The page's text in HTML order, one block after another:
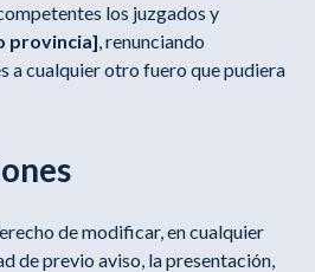
los juzgados y
provincia], renunciando
a cualquier otro fuero que pudiera
de modificar, en cualquier
de previo aviso, la presentación,